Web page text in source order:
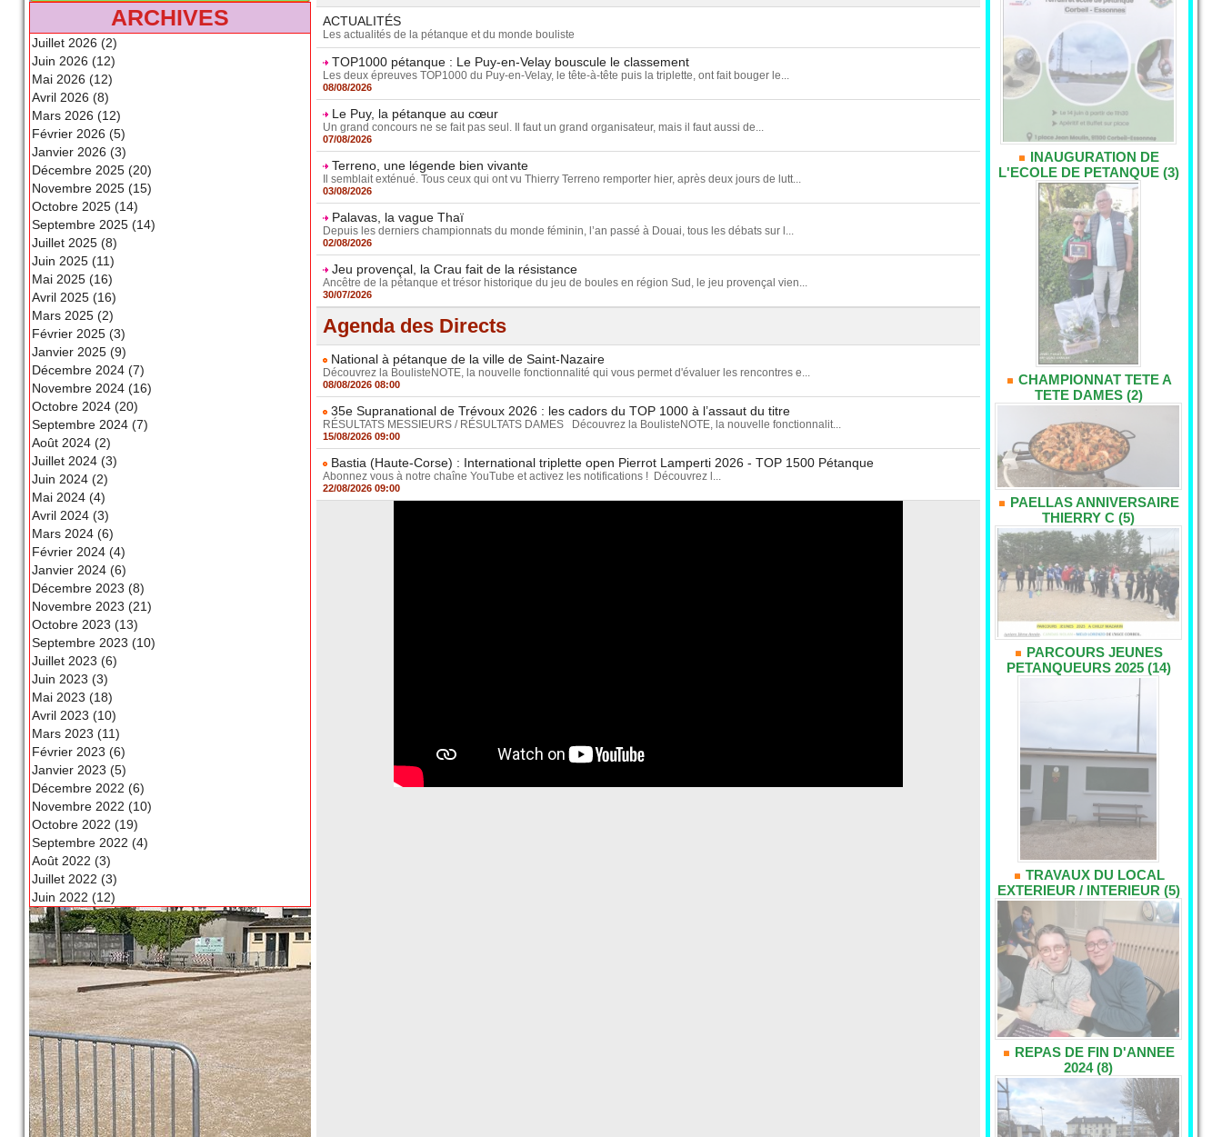
ARCHIVES
Juillet 2026 (2)
Juin 2026 (12)
Mai 2026 (12)
Avril 2026 (8)
Mars 2026 (12)
Février 2026 (5)
Janvier 2026 (3)
Décembre 2025 (20)
Novembre 2025 (15)
Octobre 2025 (14)
Septembre 2025 (14)
Juillet 2025 (8)
Juin 2025 (11)
Mai 2025 (16)
Avril 2025 (16)
Mars 2025 (2)
Février 2025 (3)
Janvier 2025 (9)
Décembre 2024 (7)
Novembre 2024 (16)
Octobre 2024 (20)
Septembre 2024 (7)
Août 2024 (2)
Juillet 2024 (3)
Juin 2024 (2)
Mai 2024 (4)
Avril 2024 (3)
Mars 2024 (6)
Février 2024 (4)
Janvier 2024 (6)
Décembre 2023 (8)
Novembre 2023 (21)
Octobre 2023 (13)
Septembre 2023 (10)
Juillet 2023 (6)
Juin 2023 (3)
Mai 2023 (18)
Avril 2023 (10)
Mars 2023 (11)
Février 2023 (6)
Janvier 2023 (5)
Décembre 2022 (6)
Novembre 2022 (10)
Octobre 2022 (19)
Septembre 2022 (4)
Août 2022 (3)
Juillet 2022 (3)
Juin 2022 (12)
ACTUALITÉS
Les actualités de la pétanque et du monde bouliste
TOP1000 pétanque : Le Puy-en-Velay bouscule le classement
Les deux épreuves TOP1000 du Puy-en-Velay, le tête-à-tête puis la triplette, ont fait bouger le...
08/08/2026
Le Puy, la pétanque au cœur
Un grand concours ne se fait pas seul. Il faut un grand organisateur, mais il faut aussi de...
07/08/2026
Terreno, une légende bien vivante
Il semblait exténué. Tous ceux qui ont vu Thierry Terreno remporter hier, après deux jours de lutt...
03/08/2026
Palavas, la vague Thaï
Depuis les derniers championnats du monde féminin, l’an passé à Douai, tous les débats sur l...
02/08/2026
Jeu provençal, la Crau fait de la résistance
Ancêtre de la pétanque et trésor historique du jeu de boules en région Sud, le jeu provençal vien...
30/07/2026
Agenda des Directs
National à pétanque de la ville de Saint-Nazaire
Découvrez la BoulisteNOTE, la nouvelle fonctionnalité qui vous permet d'évaluer les rencontres e...
08/08/2026 08:00
35e Supranational de Trévoux 2026 : les cadors du TOP 1000 à l’assaut du titre
RÉSULTATS MESSIEURS / RÉSULTATS DAMES Découvrez la BoulisteNOTE, la nouvelle fonctionnalit...
15/08/2026 09:00
Bastia (Haute-Corse) : International triplette open Pierrot Lamperti 2026 - TOP 1500 Pétanque
Abonnez vous à notre chaîne YouTube et activez les notifications ! Découvrez l...
22/08/2026 09:00
INAUGURATION DE
L'ECOLE DE PETANQUE (3)
CHAMPIONNAT TETE A
TETE DAMES (2)
PAELLAS ANNIVERSAIRE
THIERRY C (5)
PARCOURS JEUNES
PETANQUEURS 2025 (14)
TRAVAUX DU LOCAL
EXTERIEUR / INTERIEUR (5)
REPAS DE FIN D'ANNEE
2024 (8)